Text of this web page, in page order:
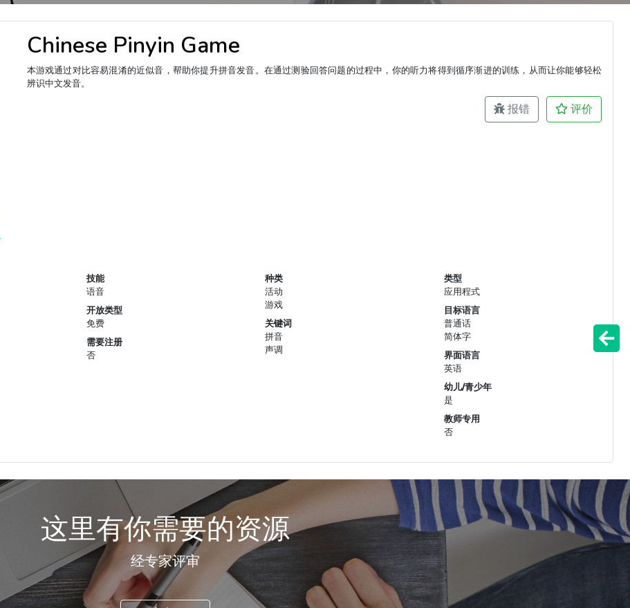
Chinese Pinyin Game
本游戏通过对比容易混淆的近似音，帮助你提升拼音发音。在通过测验回答问题的过程中，你的听力将得到循序渐进的训练，从而让你能够轻松
辨识中文发音。
报错 评价
技能
语音
开放类型
免费
需要注册
否
种类
活动
游戏
关键词
拼音
声调
类型
应用程式
目标语言
普通话
简体字
界面语言
英语
幼儿/青少年
是
教师专用
否
这里有你需要的资源
经专家评审